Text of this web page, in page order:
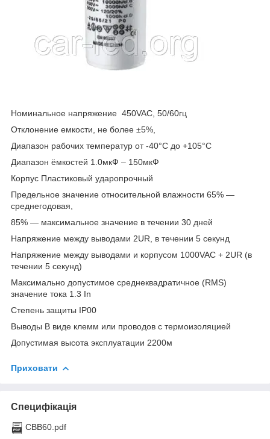
Номинальное напряжение 450VAC, 50/60гц
Отклонение емкости, не более ±5%,
Диапазон рабочих температур от -40°С до +105°С
Диапазон ёмкостей 1.0мкФ – 150мкФ
Корпус Пластиковый ударопрочный
Предельное значение относительной влажности 65% ―
среднегодовая,
85% ― максимальное значение в течении 30 дней
Напряжение между выводами 2UR, в течении 5 секунд
Напряжение между выводами и корпусом 1000VAC + 2UR (в
течении 5 секунд)
Максимально допустимое среднеквадратичное (RMS)
значение тока 1.3 In
Степень защиты IP00
Выводы В виде клемм или проводов с термоизоляцией
Допустимая высота эксплуатации 2200м
Приховати
Специфікація
CBB60.pdf